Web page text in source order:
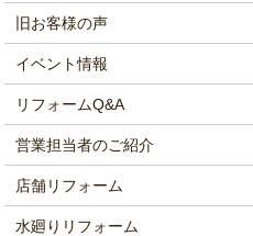
旧お客様の声
イベント情報
リフォームQ&A
営業担当者のご紹介
店舗リフォーム
水廻りリフォーム